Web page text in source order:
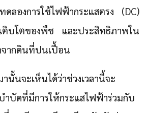
ดลองการใช้ไฟฟ้ากระแสตรง (DC)
เติบโตของพืช และประสิทธิภาพใน
จากดินที่ปนเปื้อน
นั้นจะเห็นได้ว่าช่วงเวลานี้จะ
ำบัดที่มีการให้กระแสไฟฟ้าร่วมกับ